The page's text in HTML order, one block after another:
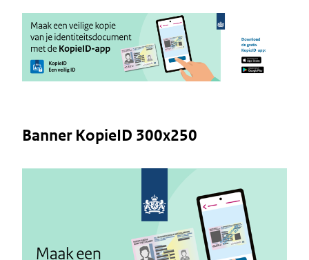
Image
Banner KopieID 300x250
Image